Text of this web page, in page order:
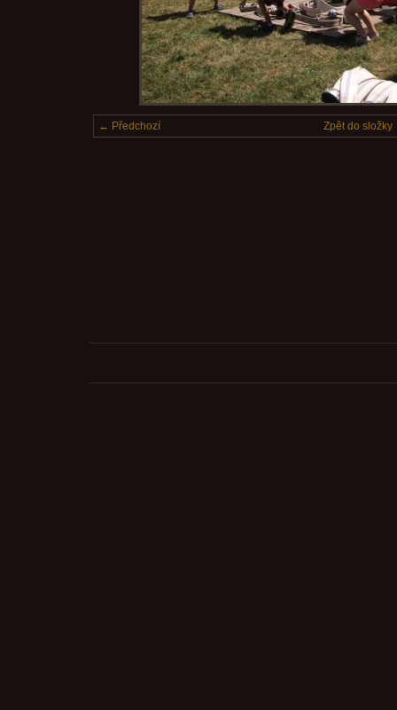
← Předchozí Zpět do složky